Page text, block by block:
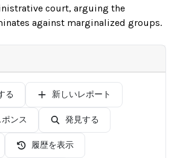
court, arguing the
against marginalized groups.
る 新しいレポート
ンス 発見する
履歴を表示